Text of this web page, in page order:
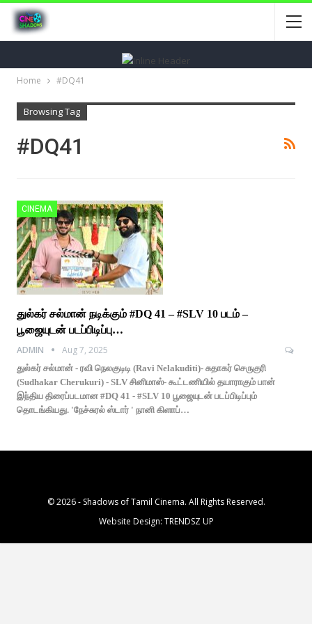
Home #DQ41
Browsing Tag
#DQ41
CINEMA
துல்கர் சல்மான் நடிக்கும் #DQ 41 – #SLV 10 படம் –
பூஜையுடன் படப்பிடிப்பு…
ADMIN
Aug 7, 2025
துல்கர் சல்மான் - ரவி நெலகுடிடி (Ravi Nelakuditi)- சுதாகர் செருகுரி
(Sudhakar Cherukuri) - SLV சினிமாஸ்- கூட்டணியில் தயாராகும் பான்
இந்திய திரைப்படமான #DQ 41 - #SLV 10 பூஜையுடன் படப்பிடிப்பும்
தொடங்கியது. 'நேச்சுரல் ஸ்டார் ' நானி கிளாப்…
© 2026 - Shadows of Tamil Cinema. All Rights Reserved.
Website Design: TRENDSZ UP